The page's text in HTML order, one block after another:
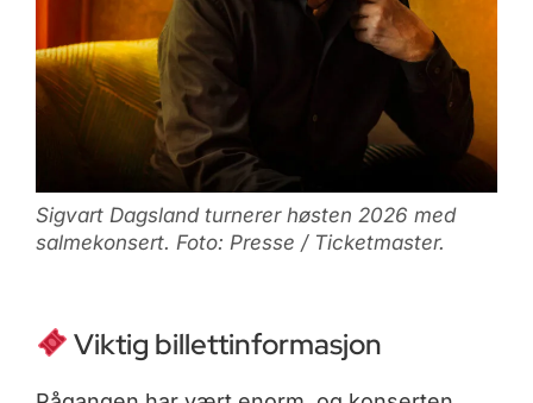
Sigvart Dagsland turnerer høsten 2026 med
salmekonsert. Foto: Presse / Ticketmaster.
Viktig billettinformasjon